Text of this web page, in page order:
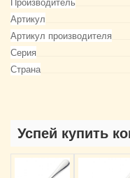
Артикул
Артикул производителя
Серия
Страна
Успей купить